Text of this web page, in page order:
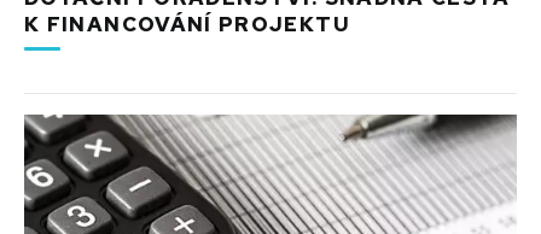
K FINANCOVÁNÍ PROJEKTU